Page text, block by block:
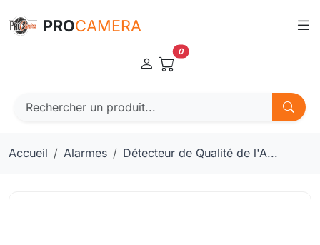
PROCAMERA
0
Accueil Alarmes Détecteur de Qualité de l'A...